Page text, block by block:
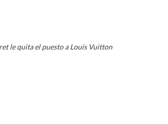
le quita el puesto a Louis Vuitton